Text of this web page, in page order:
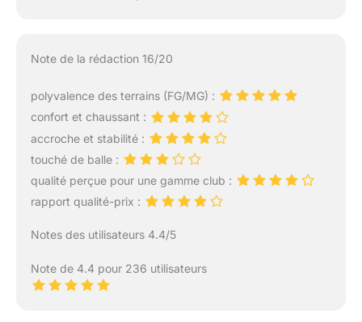
Note de la rédaction 16/20
polyvalence des terrains (FG/MG) :
confort et chaussant :
accroche et stabilité :
touché de balle :
qualité perçue pour une gamme club :
rapport qualité-prix :
Notes des utilisateurs 4.4/5
Note de 4.4 pour 236 utilisateurs